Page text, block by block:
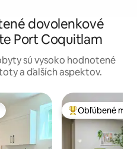
dovolenkové
Port Coquitlam
sú vysoko hodnotené
a ďalších aspektov.
Najobľúbenejšie
Obľúbené